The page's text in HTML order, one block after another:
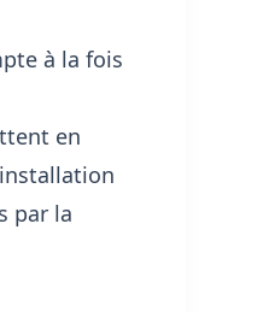
à la fois
en
par la